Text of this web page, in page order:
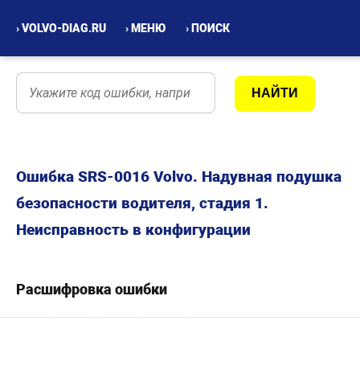
› VOLVO-DIAG.RU › МЕНЮ › ПОИСК
Ошибка SRS-0016 Volvo. Надувная подушка
безопасности водителя, стадия 1.
Неисправность в конфигурации
Расшифровка ошибки